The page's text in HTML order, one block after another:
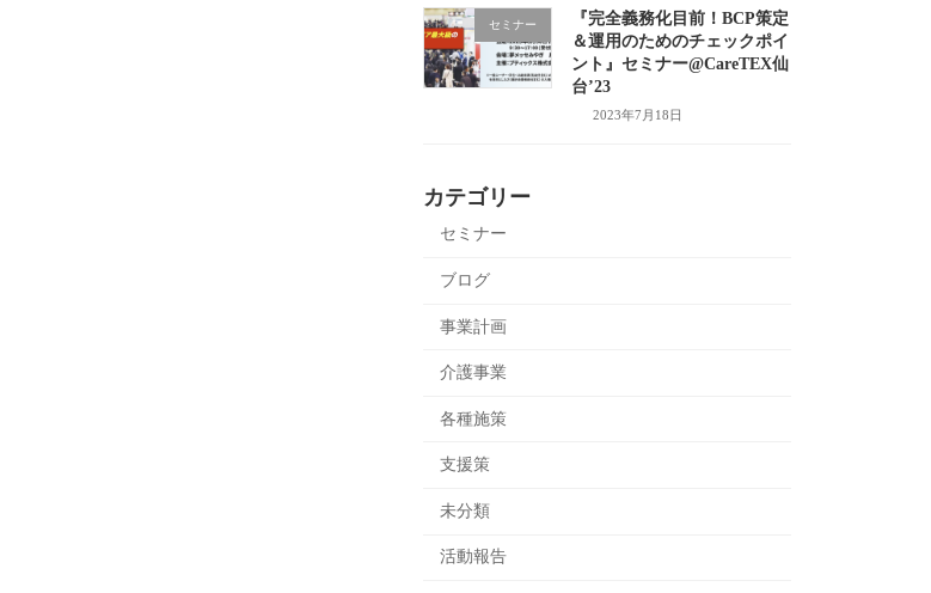
セミナー
『完全義務化目前！BCP策定
＆運用のためのチェックポイ
ント』セミナー@CareTEX仙
台’23
2023年7月18日
カテゴリー
セミナー
ブログ
事業計画
介護事業
各種施策
支援策
未分類
活動報告